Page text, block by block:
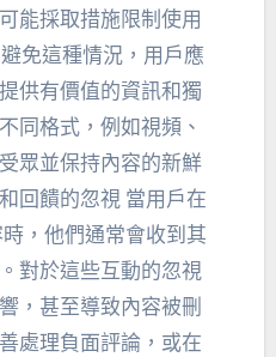
能採取措施限制使用
免這種情況，用戶應
供有價值的資訊和獨
同格式，例如視頻、
眾並保持內容的新鮮
回饋的忽視 當用戶在
，他們通常會收到其
對於這些互動的忽視
，甚至導致內容被刪
處理負面評論，或在